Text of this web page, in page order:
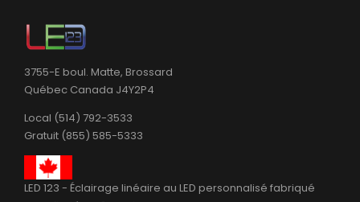
3755-E boul. Matte, Brossard
Québec Canada J4Y2P4
Local (514) 792-3533
Gratuit (855) 585-5333
LED 123 - Éclairage linéaire au LED personnalisé fabriqué